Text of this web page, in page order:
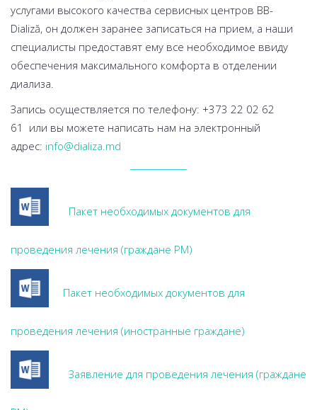
услугами высокого качества сервисных центров BB-
Dializă, он должен заранее записаться на прием, а наши
специалисты предоставят ему все необходимое ввиду
обеспечения максимального комфорта в отделении
диализа.
Запись осуществляется по телефону: +373 22 02 62
61 или вы можете написать нам на электронный
адрес: info@dializa.md
Пакет необходимых документов для
проведения лечения (граждане РМ)
Пакет необходимых документов для
проведения лечения (иностранные граждане)
Заявление для проведения лечения (граждане